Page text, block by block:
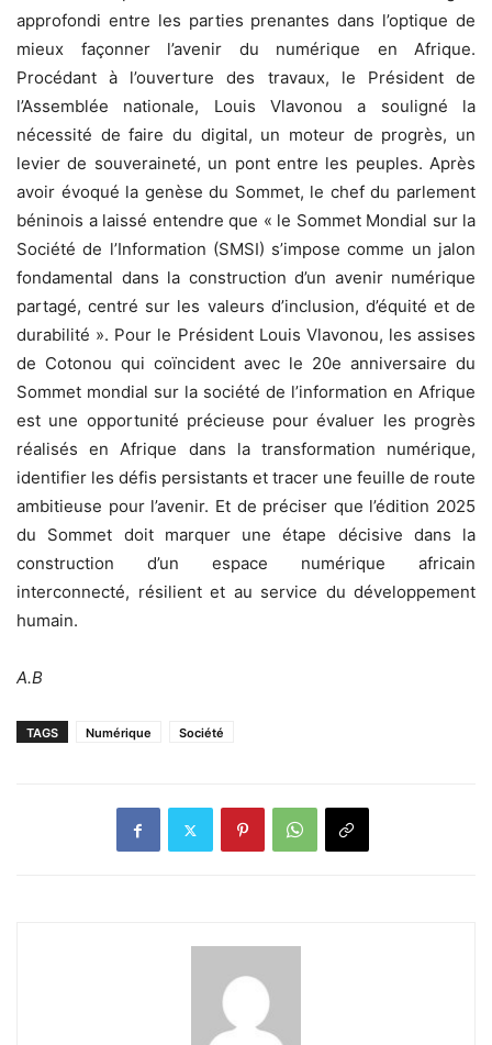
approfondi entre les parties prenantes dans l’optique de
mieux façonner l’avenir du numérique en Afrique.
Procédant à l’ouverture des travaux, le Président de
l’Assemblée nationale, Louis Vlavonou a souligné la
nécessité de faire du digital, un moteur de progrès, un
levier de souveraineté, un pont entre les peuples. Après
avoir évoqué la genèse du Sommet, le chef du parlement
béninois a laissé entendre que « le Sommet Mondial sur la
Société de l’Information (SMSI) s’impose comme un jalon
fondamental dans la construction d’un avenir numérique
partagé, centré sur les valeurs d’inclusion, d’équité et de
durabilité ». Pour le Président Louis Vlavonou, les assises
de Cotonou qui coïncident avec le 20e anniversaire du
Sommet mondial sur la société de l’information en Afrique
est une opportunité précieuse pour évaluer les progrès
réalisés en Afrique dans la transformation numérique,
identifier les défis persistants et tracer une feuille de route
ambitieuse pour l’avenir. Et de préciser que l’édition 2025
du Sommet doit marquer une étape décisive dans la
construction d’un espace numérique africain
interconnecté, résilient et au service du développement
humain.
A.B
TAGS Numérique Société